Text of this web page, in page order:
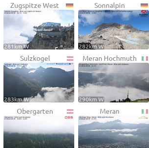
Zugspitze West
281km W
Sonnalpin
282km W
Sulzkogel
283km W
Meran Hochmuth
290km W
Obergarten Meran